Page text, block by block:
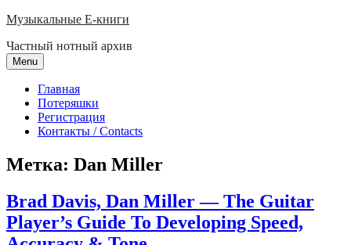
Skip
content
Музыкальные E-книги
Частный нотный архив
Menu
Главная
Потеряшки
Регистрация
Контакты / Contacts
Метка: Dan Miller
Brad Davis, Dan Miller — The Guitar
Player’s Guide To Developing Speed,